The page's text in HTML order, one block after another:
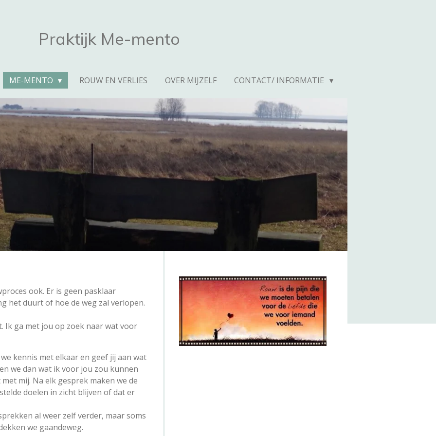
Praktijk Me-mento
ME-MENTO ROUW EN VERLIES OVER MIJZELF CONTACT/ INFORMATIE
ook. Er is geen pasklaar
het duurt of hoe de weg zal verlopen.
Ik ga met jou op zoek naar wat voor
kennis met elkaar en geef jij aan wat
we dan wat ik voor jou zou kunnen
mij. Na elk gesprek maken we de
doelen in zicht blijven of dat er
al weer zelf verder, maar soms
we gaandeweg.